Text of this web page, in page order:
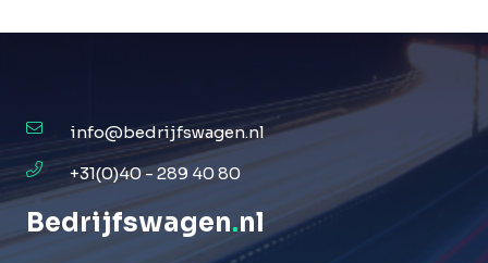
info@bedrijfswagen.nl
+31(0)40 - 289 40 80
Bedrijfswagen.nl